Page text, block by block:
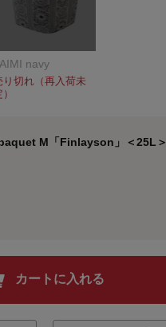
navy
り切れ（再入荷未
M「Finlayson」＜25L＞
カートに入れる